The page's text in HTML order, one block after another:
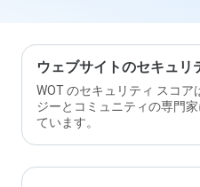
ウェブサイトのセキュリ
WOT のセキュリティ スコア
ジーとコミュニティの専門
ています。
価し
ます
か？